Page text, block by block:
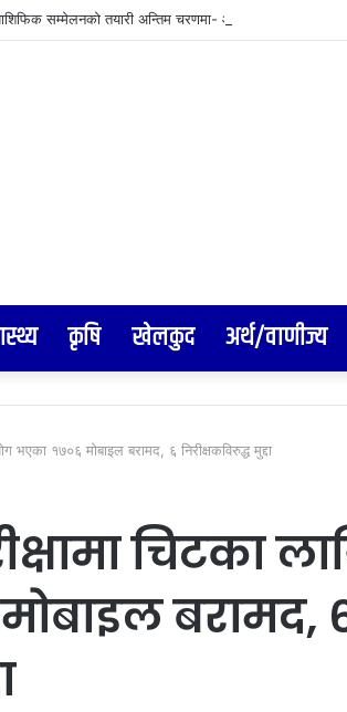
सम्मेलनको तयारी अन्तिम चरणमा- आरसी दीपक कंडेल,
कृषि खेलकुद अर्थ/वाणीज्य
भएका १७०६ मोबाइल बरामद, ६ निरीक्षकविरुद्ध मुद्दा
चिटका
बरामद,